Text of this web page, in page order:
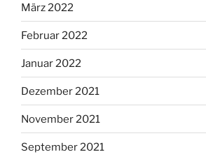
März 2022
Februar 2022
Januar 2022
Dezember 2021
November 2021
September 2021